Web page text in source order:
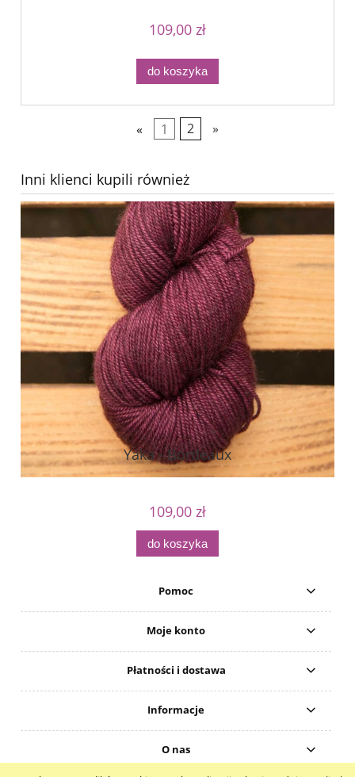
109,00 zł
do koszyka
« 1 2 »
Inni klienci kupili również
Yaka - Bordeaux
109,00 zł
do koszyka
Pomoc
Moje konto
Płatności i dostawa
Informacje
O nas